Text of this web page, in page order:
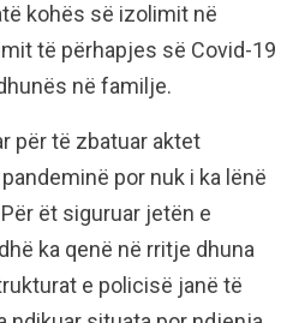
kohës së izolimit në
të përhapjes së Covid-19
në familje.
për të zbatuar aktet
por nuk i ka lënë
ët siguruar jetën e
ka qenë në rritje dhuna
e policisë janë të